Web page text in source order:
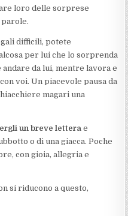
loro delle sorprese
parole.
difficili, potete
per lui che lo sorprenda
da lui, mentre lavora e
voi. Un piacevole pausa da
magari una
un breve lettera e
o di una giacca. Poche
con gioia, allegria e
si riducono a questo,